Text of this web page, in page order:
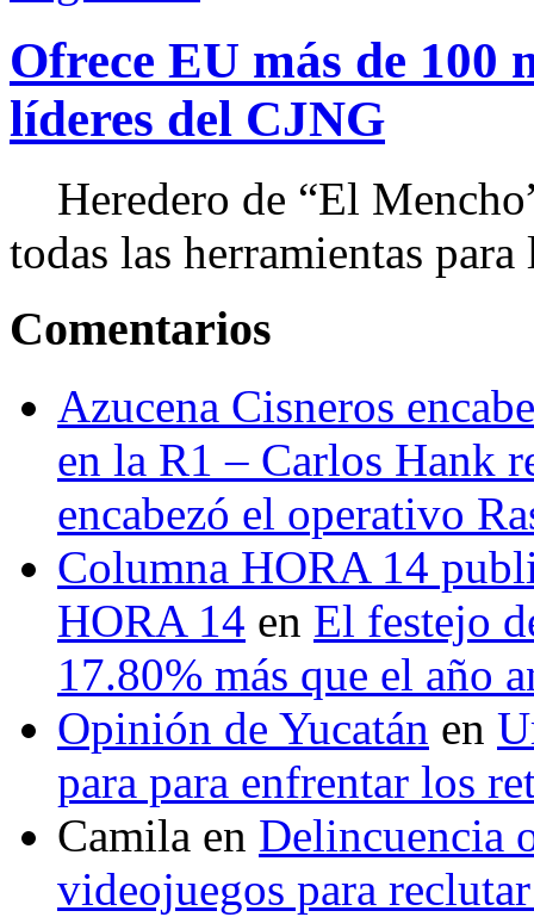
Ofrece EU más de 100
líderes del CJNG
Heredero de “El
todas las herramientas
Comentarios
Azucena Cisneros
en la R1 – Carlos Hank
encabezó el operativo
Columna HORA 14
HORA 14 en El festejo
17.80% más que el año
Opinión de Yucatán en
para para enfrentar los
Camila en Delincuencia
videojuegos para